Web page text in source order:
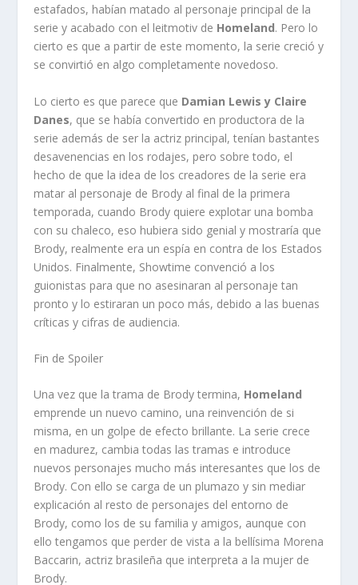
estafados, habían matado al personaje principal de la
serie y acabado con el leitmotiv de Homeland. Pero lo
cierto es que a partir de este momento, la serie creció y
se convirtió en algo completamente novedoso.
Lo cierto es que parece que Damian Lewis y Claire
Danes, que se había convertido en productora de la
serie además de ser la actriz principal, tenían bastantes
desavenencias en los rodajes, pero sobre todo, el
hecho de que la idea de los creadores de la serie era
matar al personaje de Brody al final de la primera
temporada, cuando Brody quiere explotar una bomba
con su chaleco, eso hubiera sido genial y mostraría que
Brody, realmente era un espía en contra de los Estados
Unidos. Finalmente, Showtime convenció a los
guionistas para que no asesinaran al personaje tan
pronto y lo estiraran un poco más, debido a las buenas
críticas y cifras de audiencia.
Fin de Spoiler
Una vez que la trama de Brody termina, Homeland
emprende un nuevo camino, una reinvención de si
misma, en un golpe de efecto brillante. La serie crece
en madurez, cambia todas las tramas e introduce
nuevos personajes mucho más interesantes que los de
Brody. Con ello se carga de un plumazo y sin mediar
explicación al resto de personajes del entorno de
Brody, como los de su familia y amigos, aunque con
ello tengamos que perder de vista a la bellísima Morena
Baccarin, actriz brasileña que interpreta a la mujer de
Brody.